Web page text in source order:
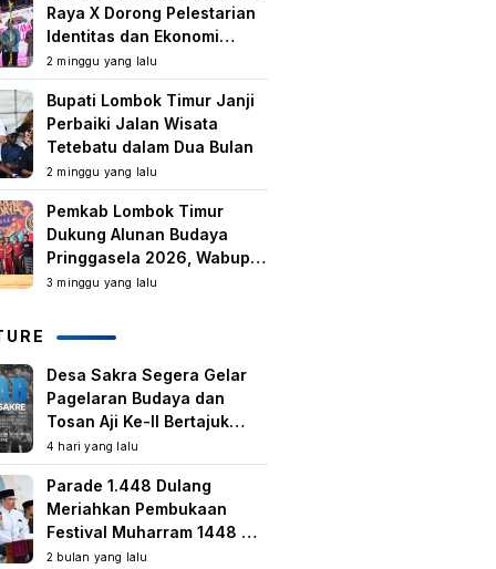
Raya X Dorong Pelestarian
Identitas dan Ekonomi
Masyarakat
2 minggu yang lalu
Bupati Lombok Timur Janji
Perbaiki Jalan Wisata
Tetebatu dalam Dua Bulan
2 minggu yang lalu
Pemkab Lombok Timur
Dukung Alunan Budaya
Pringgasela 2026, Wabup:
Kegiatan Berbasis
3 minggu yang lalu
Desa Sakra Segera Gelar
Pagelaran Budaya dan
Tosan Aji Ke-II Bertajuk
Samuhita Sakre
4 hari yang lalu
Parade 1.448 Dulang
Meriahkan Pembukaan
Festival Muharram 1448 H
di Lombok Timur
2 bulan yang lalu